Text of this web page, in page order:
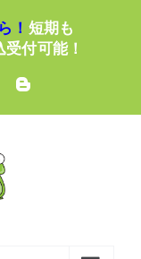
！ 短期も
付可能！
Blogger